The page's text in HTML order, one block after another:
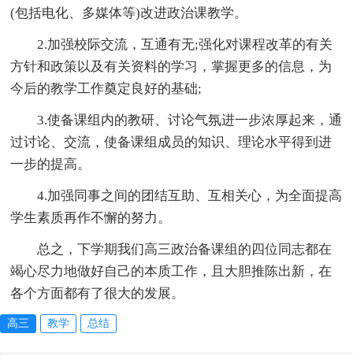
(包括电化、多媒体等)改进政治课教学。
2.加强校际交流，互通有无;强化对课程改革的有关
方针和政策以及有关资料的学习，掌握更多的信息，为
今后的教学工作奠定良好的基础;
3.使备课组内的教研、讨论气氛进一步浓厚起来，通
过讨论、交流，使备课组成员的知识、理论水平得到进
一步的提高。
4.加强同事之间的团结互助、互相关心，为全面提高
学生素质再作不懈的努力。
总之，下学期我们高三政治备课组的四位同志都在
竭心尽力地做好自己的本质工作，且大胆推陈出新，在
各个方面都有了很大的发展。
高三 教学 总结